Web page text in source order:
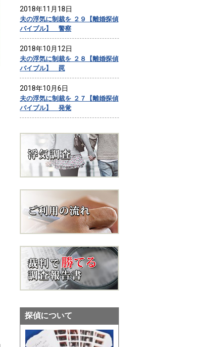
2018年11月18日
夫の浮気に制裁を ２９【離婚探偵
バイブル】 警察
2018年10月12日
夫の浮気に制裁を ２８【離婚探偵
バイブル】 罠
2018年10月6日
夫の浮気に制裁を ２７【離婚探偵
バイブル】 発覚
探偵について